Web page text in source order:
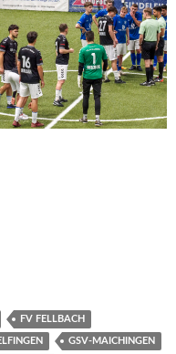
FV FELLBACH
GSV-MAICHINGEN